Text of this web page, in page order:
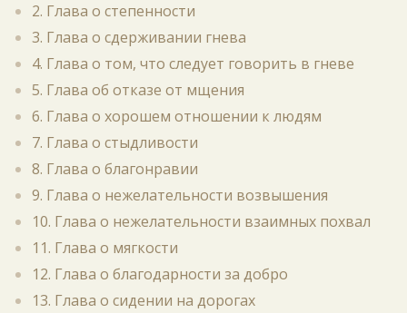
2. Глава о степенности
3. Глава о сдерживании гнева
4. Глава о том, что следует говорить в гневе
5. Глава об отказе от мщения
6. Глава о хорошем отношении к людям
7. Глава о стыдливости
8. Глава о благонравии
9. Глава о нежелательности возвышения
10. Глава о нежелательности взаимных похвал
11. Глава о мягкости
12. Глава о благодарности за добро
13. Глава о сидении на дорогах